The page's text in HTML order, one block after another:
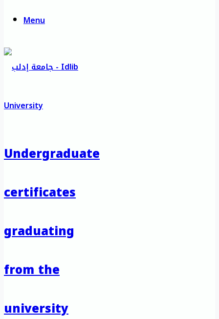
Menu
Undergraduate
certificates
graduating
from the
university